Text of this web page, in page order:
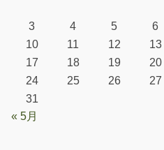
3
4 5 6
10
11 12 13
17
18 19 20
24
25 26 27
31
« 5月